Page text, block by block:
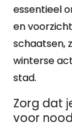
essentieel
en
schaatsen,
winterse
stad.
Zorg dat
voor